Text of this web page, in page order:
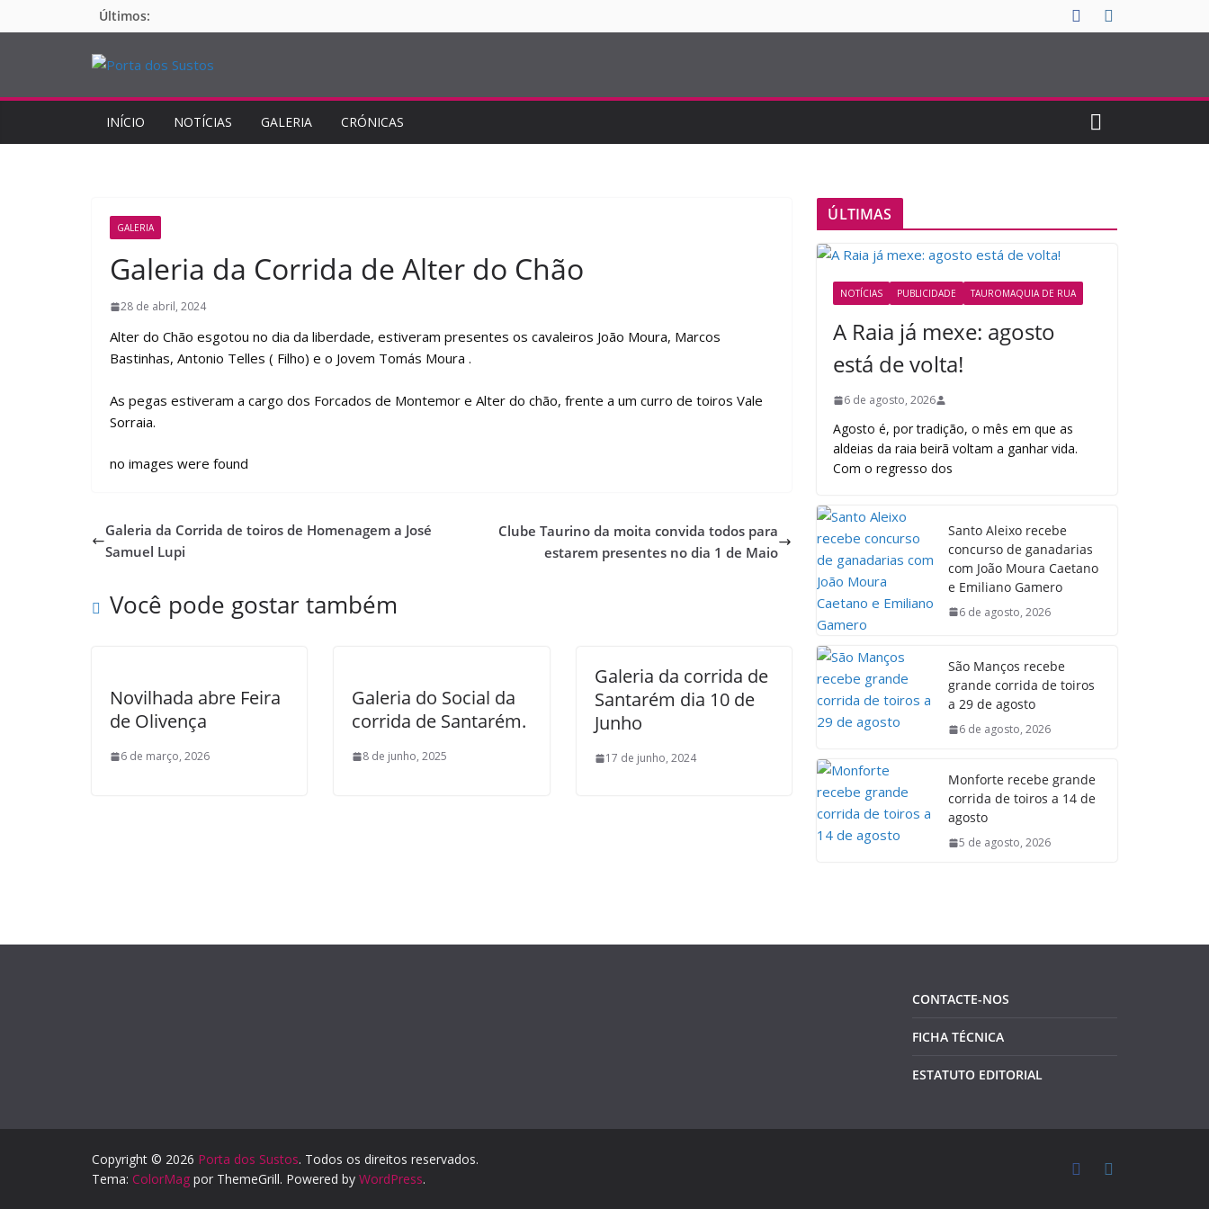
para
Últimos:
INÍCIO NOTÍCIAS GALERIA CRÓNICAS
GALERIA
Galeria da Corrida de Alter do Chão
28 de abril, 2024
Alter do Chão esgotou no dia da liberdade, estiveram presentes os cavaleiros João Moura, Marcos
Bastinhas, Antonio Telles ( Filho) e o Jovem Tomás Moura .
As pegas estiveram a cargo dos Forcados de Montemor e Alter do chão, frente a um curro de toiros Vale
Sorraia.
no images were found
Galeria da Corrida de toiros de Homenagem a José
Samuel Lupi
Clube Taurino da moita convida todos para
estarem presentes no dia 1 de Maio
Você pode gostar também
Novilhada abre Feira
de Olivença
6 de março, 2026
Galeria do Social da
corrida de Santarém.
8 de junho, 2025
Galeria da corrida de
Santarém dia 10 de
Junho
17 de junho, 2024
ÚLTIMAS
NOTÍCIAS PUBLICIDADE TAUROMAQUIA DE RUA
A Raia já mexe: agosto
está de volta!
6 de agosto, 2026
Agosto é, por tradição, o mês em que as
aldeias da raia beirã voltam a ganhar vida.
Com o regresso dos
Santo Aleixo recebe
concurso de ganadarias
com João Moura Caetano
e Emiliano Gamero
6 de agosto, 2026
São Manços recebe
grande corrida de toiros
a 29 de agosto
6 de agosto, 2026
Monforte recebe grande
corrida de toiros a 14 de
agosto
5 de agosto, 2026
CONTACTE-NOS
FICHA TÉCNICA
ESTATUTO EDITORIAL
Copyright © 2026 Porta dos Sustos. Todos os direitos reservados.
Tema: ColorMag por ThemeGrill. Powered by WordPress.